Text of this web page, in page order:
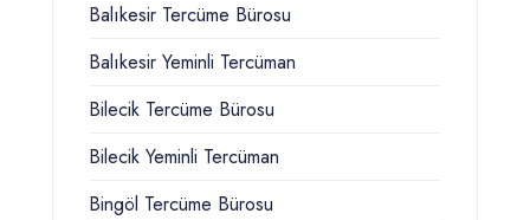
Balıkesir Tercüme Bürosu
Balıkesir Yeminli Tercüman
Bilecik Tercüme Bürosu
Bilecik Yeminli Tercüman
Bingöl Tercüme Bürosu